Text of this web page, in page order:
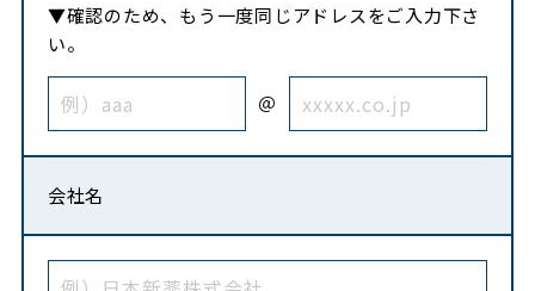
▼確認のため、もう一度同じアドレスをご入力下さ
い。
＠
会社名